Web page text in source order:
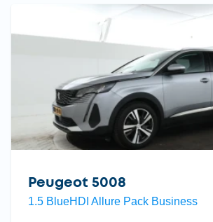
Peugeot 5008
1.5 BlueHDI Allure Pack Business